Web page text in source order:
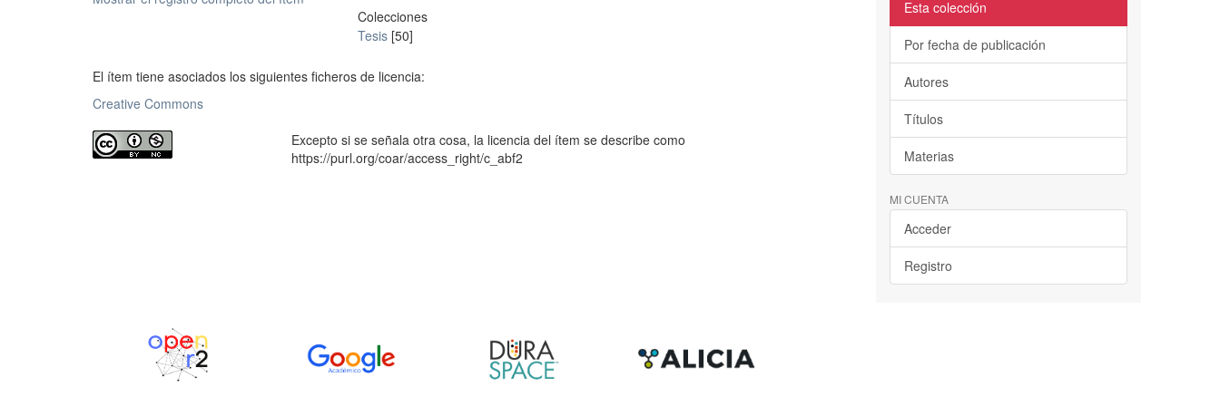
Colecciones
Tesis [50]
El ítem tiene asociados los siguientes ficheros de licencia:
Creative Commons
Excepto si se señala otra cosa, la licencia del ítem se describe como
https://purl.org/coar/access_right/c_abf2
Esta colección
Por fecha de publicación
Autores
Títulos
Materias
MI CUENTA
Acceder
Registro